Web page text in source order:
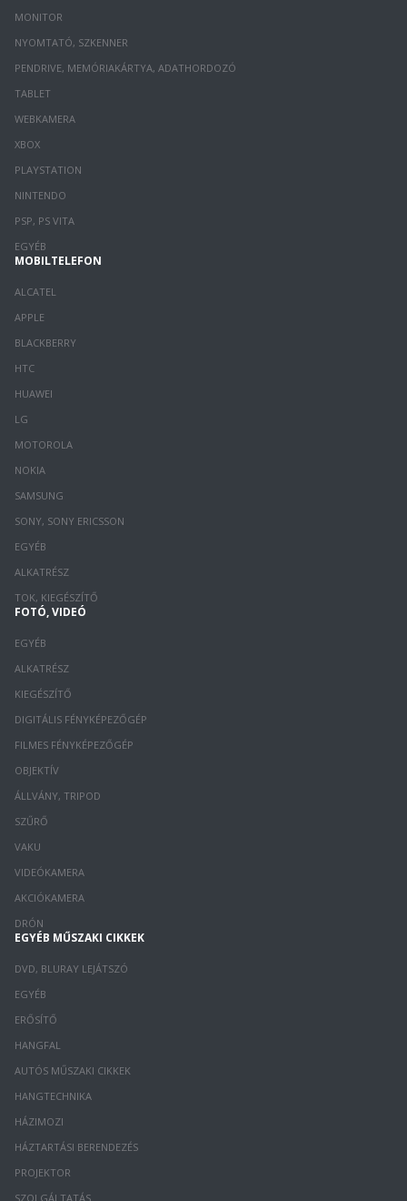
MONITOR
NYOMTATÓ, SZKENNER
PENDRIVE, MEMÓRIAKÁRTYA, ADATHORDOZÓ
TABLET
WEBKAMERA
XBOX
PLAYSTATION
NINTENDO
PSP, PS VITA
EGYÉB
MOBILTELEFON
ALCATEL
APPLE
BLACKBERRY
HTC
HUAWEI
LG
MOTOROLA
NOKIA
SAMSUNG
SONY, SONY ERICSSON
EGYÉB
ALKATRÉSZ
TOK, KIEGÉSZÍTŐ
FOTÓ, VIDEÓ
EGYÉB
ALKATRÉSZ
KIEGÉSZÍTŐ
DIGITÁLIS FÉNYKÉPEZŐGÉP
FILMES FÉNYKÉPEZŐGÉP
OBJEKTÍV
ÁLLVÁNY, TRIPOD
SZŰRŐ
VAKU
VIDEÓKAMERA
AKCIÓKAMERA
DRÓN
EGYÉB MŰSZAKI CIKKEK
DVD, BLURAY LEJÁTSZÓ
EGYÉB
ERŐSÍTŐ
HANGFAL
AUTÓS MŰSZAKI CIKKEK
HANGTECHNIKA
HÁZIMOZI
HÁZTARTÁSI BERENDEZÉS
PROJEKTOR
SZOLGÁLTATÁS